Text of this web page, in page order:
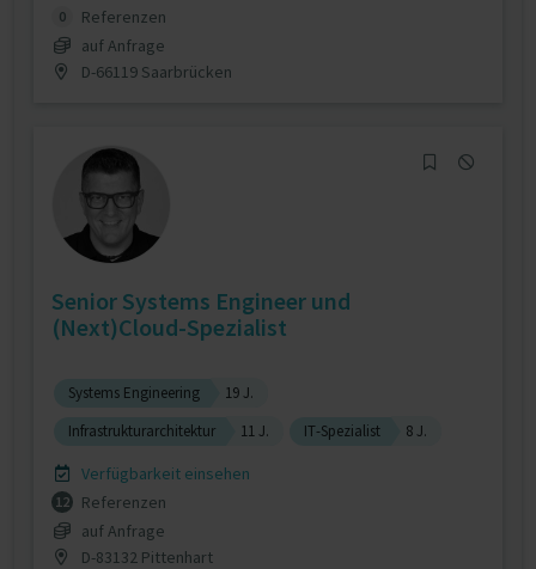
0
Referenzen
auf Anfrage
D-66119 Saarbrücken
Senior Systems Engineer und
(Next)Cloud-Spezialist
Systems Engineering
19 J.
Infrastrukturarchitektur
11 J. IT-Spezialist 8 J.
Verfügbarkeit einsehen
12
Referenzen
auf Anfrage
D-83132 Pittenhart